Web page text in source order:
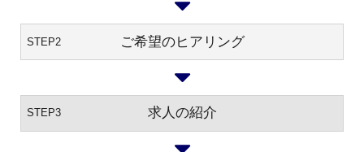
STEP2 ご希望のヒアリング
STEP3 求人の紹介